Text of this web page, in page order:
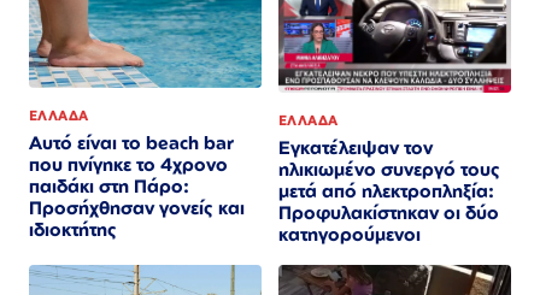
ΕΛΛΑΔΑ
Αυτό είναι το beach bar
που πνίγηκε το 4χρονο
παιδάκι στη Πάρο:
Προσήχθησαν γονείς και
ιδιοκτήτης
ΕΛΛΑΔΑ
Εγκατέλειψαν τον
ηλικιωμένο συνεργό τους
μετά από ηλεκτροπληξία:
Προφυλακίστηκαν οι δύο
κατηγορούμενοι